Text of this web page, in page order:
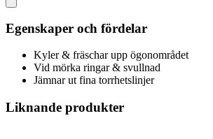
Egenskaper och fördelar
Kyler & fräschar upp ögonområdet
Vid mörka ringar & svullnad
Jämnar ut fina torrhetslinjer
Liknande produkter